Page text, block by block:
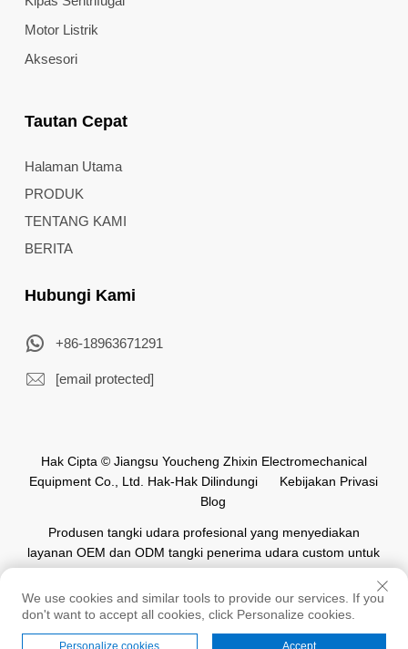
Motor Listrik
Aksesori
Tautan Cepat
Halaman Utama
PRODUK
TENTANG KAMI
BERITA
Hubungi Kami
+86-18963671291
[email protected]
Hak Cipta © Jiangsu Youcheng Zhixin Electromechanical
Equipment Co., Ltd. Hak-Hak Dilindungi
Kebijakan Privasi
Blog
Produsen tangki udara profesional yang menyediakan
layanan OEM dan ODM tangki penerima udara custom untuk
industri otomasi di seluruh dunia.
We use cookies and similar tools to provide our services. If you
don't want to accept all cookies, click Personalize cookies.
Personalize cookies Accept